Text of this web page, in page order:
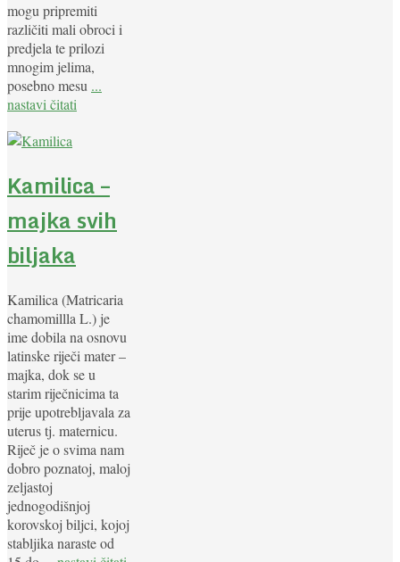
mogu pripremiti
različiti mali obroci i
predjela te prilozi
mnogim jelima,
posebno mesu ...
nastavi čitati
Kamilica –
majka svih
biljaka
Kamilica (Matricaria
chamomillla L.) je
ime dobila na osnovu
latinske riječi mater –
majka, dok se u
starim riječnicima ta
prije upotrebljavala za
uterus tj. maternicu.
Riječ je o svima nam
dobro poznatoj, maloj
zeljastoj
jednogodišnjoj
korovskoj biljci, kojoj
stabljika naraste od